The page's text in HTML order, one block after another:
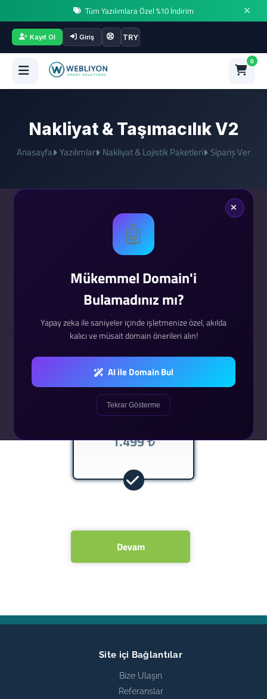
Tüm Yazılımlara Özel %10 İndirim
Kayıt Ol Giriş TRY
0
Nakliyat & Taşımacılık V2
Anasayfa Yazılımlar Nakliyat & Lojistik Paketleri Sipariş Ver
🤖
Mükemmel Domain'i
Bulamadınız mı?
Yapay zeka ile saniyeler içinde işletmenize özel, akılda
kalıcı ve müsait domain önerileri alın!
AI ile Domain Bul
Tekrar Gösterme
3
Web Hosting
Belirle
5
Hizmet Süresi Seçimi
Hizmetinizin yenilenme periyodunu seçin. Uzun
Tek Sefer
1.499 ₺
Devam
Site içi Bağlantılar
Bize Ulaşın
Referanslar